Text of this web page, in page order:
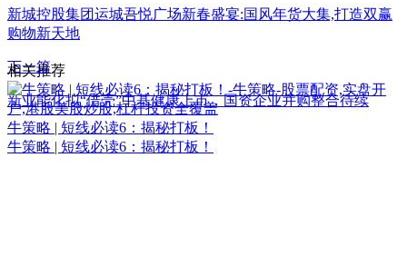
新城控股集团运城吾悦广场新春盛宴:国风年货大集,打造双赢
购物新天地
下一篇
新业能化拟“借壳”中基健康上市，国资企业并购整合待续
相关推荐
牛策略 | 短线必读6：揭秘打板！
牛策略 | 短线必读6：揭秘打板！